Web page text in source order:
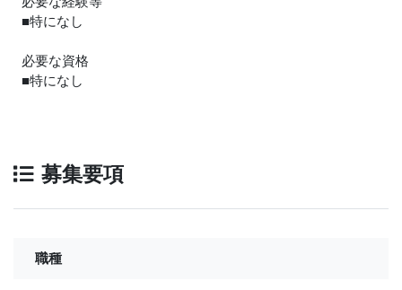
■特になし
必要な資格
■特になし
募集要項
職種